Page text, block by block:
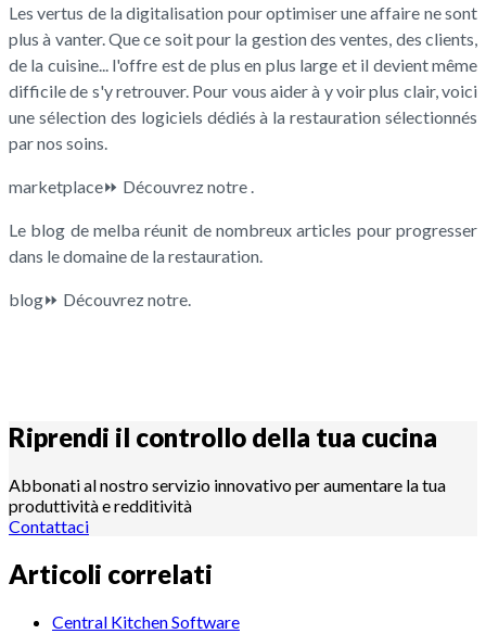
Les vertus de la digitalisation pour optimiser une affaire ne sont
plus à vanter. Que ce soit pour la gestion des ventes, des clients,
de la cuisine... l'offre est de plus en plus large et il devient même
difficile de s'y retrouver. Pour vous aider à y voir plus clair, voici
une sélection des logiciels dédiés à la restauration sélectionnés
par nos soins.
marketplace⏩ Découvrez notre .
Le blog de melba réunit de nombreux articles pour progresser
dans le domaine de la restauration.
blog⏩ Découvrez notre.
Riprendi il controllo della tua cucina
Abbonati al nostro servizio innovativo per aumentare la tua
produttività e redditività
Contattaci
Articoli correlati
Central Kitchen Software